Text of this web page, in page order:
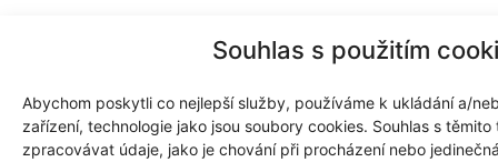
Souhlas s použitím
Abychom poskytli co nejlepší služby, používáme k ukládání a/
zařízení, technologie jako jsou soubory cookies. Souhlas s
zpracovávat údaje, jako je chování při procházení nebo